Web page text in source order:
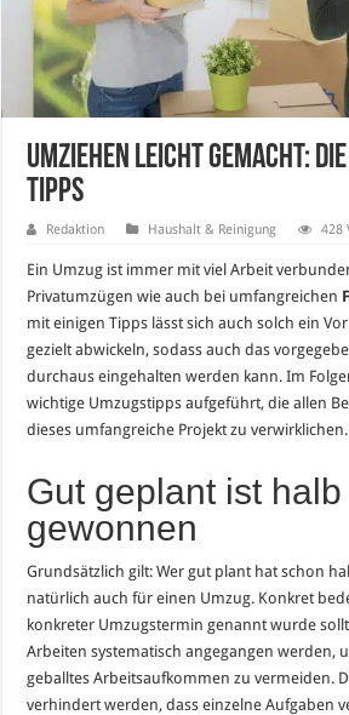
Umziehen leicht gemacht:
Tipps
Redaktion Haushalt & Reinigung 428
Ein Umzug ist immer mit viel Arbeit
Privatumzügen wie auch bei umfangreichen
mit einigen Tipps lässt sich auch solch ein
gezielt abwickeln, sodass auch das
durchaus eingehalten werden kann. Im
wichtige Umzugstipps aufgeführt, die allen
dieses umfangreiche Projekt zu verwirklichen.
Gut geplant ist halb
gewonnen
Grundsätzlich gilt: Wer gut plant hat schon
natürlich auch für einen Umzug. Konkret
konkreter Umzugstermin genannt wurde
Arbeiten systematisch angegangen werden,
geballtes Arbeitsaufkommen zu vermeiden.
verhindert werden, dass einzelne Aufgaben